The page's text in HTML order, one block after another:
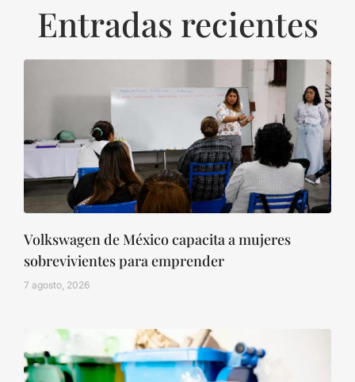
Entradas recientes
Volkswagen de México capacita a mujeres
sobrevivientes para emprender
7 agosto, 2026